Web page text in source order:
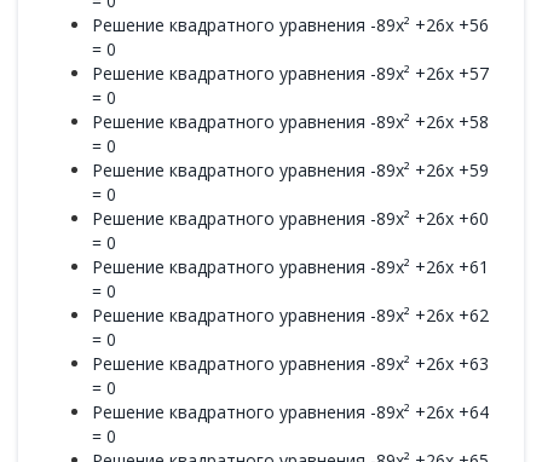
Решение квадратного уравнения -89x² +26x +56
= 0
Решение квадратного уравнения -89x² +26x +57
= 0
Решение квадратного уравнения -89x² +26x +58
= 0
Решение квадратного уравнения -89x² +26x +59
= 0
Решение квадратного уравнения -89x² +26x +60
= 0
Решение квадратного уравнения -89x² +26x +61
= 0
Решение квадратного уравнения -89x² +26x +62
= 0
Решение квадратного уравнения -89x² +26x +63
= 0
Решение квадратного уравнения -89x² +26x +64
= 0